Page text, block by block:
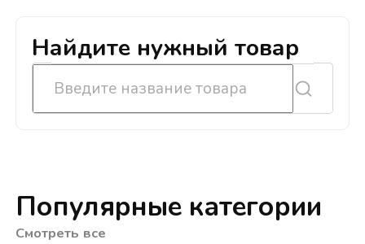
Найдите нужный товар
Популярные категории
Смотреть все